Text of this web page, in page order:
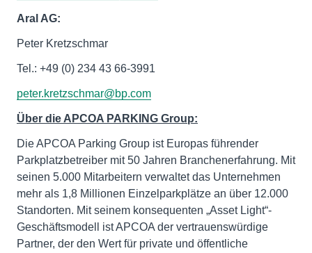
Aral AG:
Peter Kretzschmar
Tel.: +49 (0) 234 43 66-3991
peter.kretzschmar@bp.com
Über die APCOA PARKING Group:
Die APCOA Parking Group ist Europas führender
Parkplatzbetreiber mit 50 Jahren Branchenerfahrung. Mit
seinen 5.000 Mitarbeitern verwaltet das Unternehmen
mehr als 1,8 Millionen Einzelparkplätze an über 12.000
Standorten. Mit seinem konsequenten „Asset Light“-
Geschäftsmodell ist APCOA der vertrauenswürdige
Partner, der den Wert für private und öffentliche